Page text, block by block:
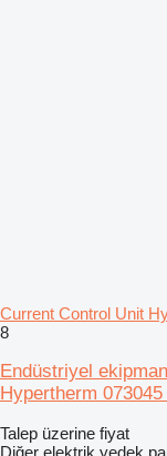
Current Control Unit
8
Endüstriyel
Hypertherm
Talep üzerine fiyat
Diğer elektrik yedek